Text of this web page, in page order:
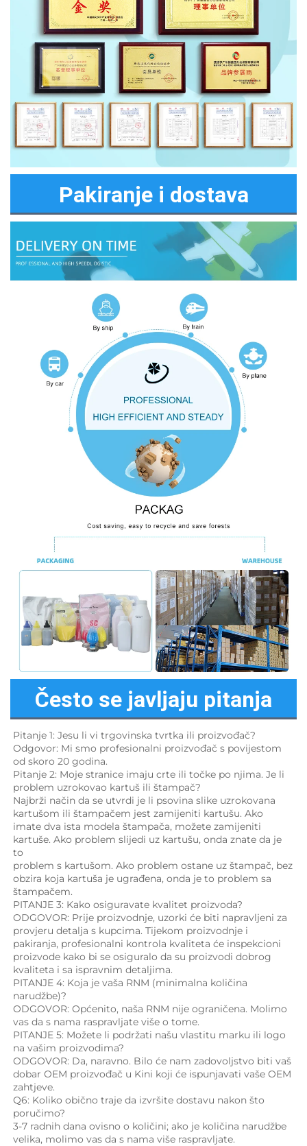
Pakiranje i dostava
Često se javljaju pitanja
Pitanje 1: Jesu li vi trgovinska tvrtka ili proizvođač?
Odgovor: Mi smo profesionalni proizvođač s povijestom
od skoro 20 godina.
Pitanje 2: Moje stranice imaju crte ili točke po njima. Je li
problem uzrokovao kartuš ili štampač?
Najbrži način da se utvrdi je li psovina slike uzrokovana
kartušom ili štampačem jest zamijeniti kartušu. Ako
imate dva ista modela štampača, možete zamijeniti
kartuše. Ako problem slijedi uz kartušu, onda znate da je
to
problem s kartušom. Ako problem ostane uz štampač, bez
obzira koja kartuša je ugrađena, onda je to problem sa
štampačem.
PITANJE 3: Kako osiguravate kvalitet proizvoda?
ODGOVOR: Prije proizvodnje, uzorki će biti napravljeni za
provjeru detalja s kupcima. Tijekom proizvodnje i
pakiranja, profesionalni kontrola kvaliteta će inspekcioni
proizvode kako bi se osiguralo da su proizvodi dobrog
kvaliteta i sa ispravnim detaljima.
PITANJE 4: Koja je vaša RNM (minimalna količina
narudžbe)?
ODGOVOR: Općenito, naša RNM nije ograničena. Molimo
vas da s nama raspravljate više o tome.
PITANJE 5: Možete li podržati našu vlastitu marku ili logo
na vašim proizvodima?
ODGOVOR: Da, naravno. Bilo će nam zadovoljstvo biti vaš
dobar OEM proizvođač u Kini koji će ispunjavati vaše OEM
zahtjeve.
Q6: Koliko obično traje da izvršite dostavu nakon što
poručimo?
3-7 radnih dana ovisno o količini; ako je količina narudžbe
velika, molimo vas da s nama više raspravljate.